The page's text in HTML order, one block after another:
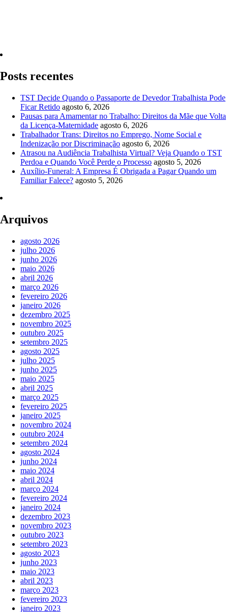
Posts recentes
TST Decide Quando o Passaporte de Devedor Trabalhista Pode
Ficar Retido agosto 6, 2026
Pausas para Amamentar no Trabalho: Direitos da Mãe que Volta
da Licença-Maternidade agosto 6, 2026
Trabalhador Trans: Direitos no Emprego, Nome Social e
Indenização por Discriminação agosto 6, 2026
Atrasou na Audiência Trabalhista Virtual? Veja Quando o TST
Perdoa e Quando Você Perde o Processo agosto 5, 2026
Auxílio-Funeral: A Empresa É Obrigada a Pagar Quando um
Familiar Falece? agosto 5, 2026
Arquivos
agosto 2026
julho 2026
junho 2026
maio 2026
abril 2026
março 2026
fevereiro 2026
janeiro 2026
dezembro 2025
novembro 2025
outubro 2025
setembro 2025
agosto 2025
julho 2025
junho 2025
maio 2025
abril 2025
março 2025
fevereiro 2025
janeiro 2025
novembro 2024
outubro 2024
setembro 2024
agosto 2024
junho 2024
maio 2024
abril 2024
março 2024
fevereiro 2024
janeiro 2024
dezembro 2023
novembro 2023
outubro 2023
setembro 2023
agosto 2023
junho 2023
maio 2023
abril 2023
março 2023
fevereiro 2023
janeiro 2023